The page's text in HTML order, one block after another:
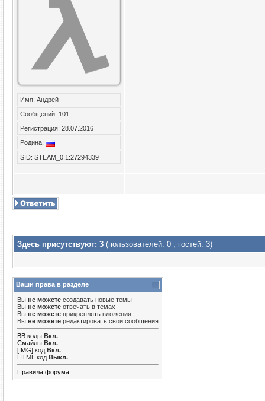
Имя: Андрей
Сообщений: 101
Регистрация: 28.07.2016
Родина:
SID: STEAM_0:1:27294339
Здесь присутствуют: 3 (пользователей: 0 , гостей: 3)
Ваши права в разделе
Вы не можете создавать новые темы
Вы не можете отвечать в темах
Вы не можете прикреплять вложения
Вы не можете редактировать свои сообщения
BB коды Вкл.
Смайлы Вкл.
[IMG] код Вкл.
HTML код Выкл.
Правила форума